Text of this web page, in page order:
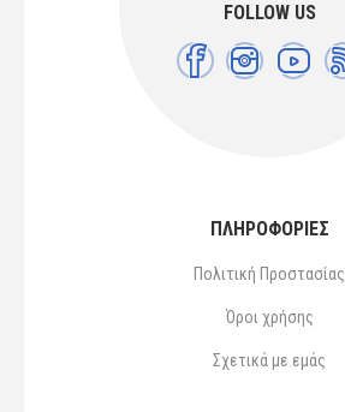
FOLLOW US
ΠΛΗΡΟΦΟΡΙΕΣ
Πολιτική Προστασίας
Όροι χρήσης
Σχετικά με εμάς